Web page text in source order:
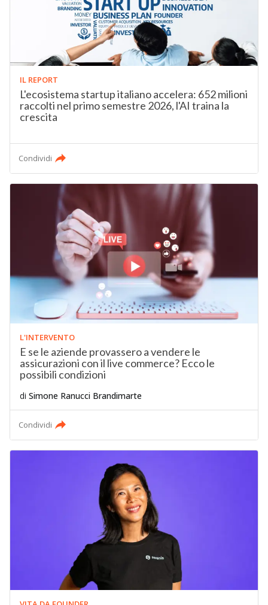
IL REPORT
L'ecosistema startup italiano accelera: 652 milioni
raccolti nel primo semestre 2026, l'AI traina la
crescita
Condividi
L'INTERVENTO
E se le aziende provassero a vendere le
assicurazioni con il live commerce? Ecco le
possibili condizioni
di Simone Ranucci Brandimarte
Condividi